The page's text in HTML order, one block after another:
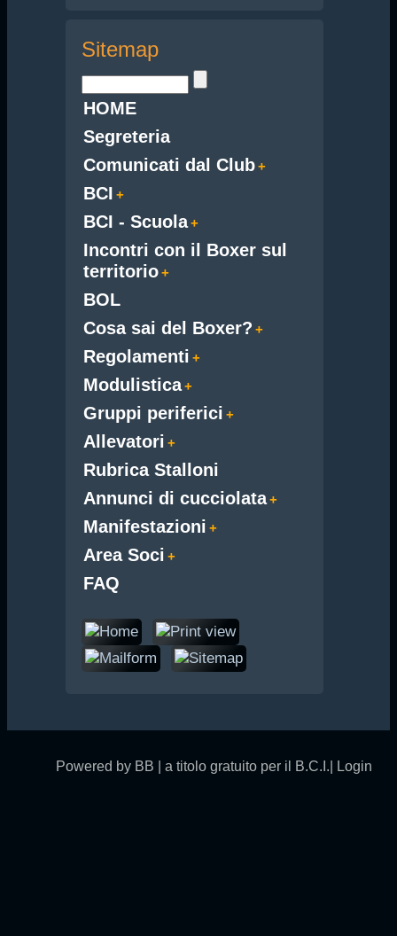
Sitemap
HOME
Segreteria
Comunicati dal Club
BCI
BCI - Scuola
Incontri con il Boxer sul
territorio
BOL
Cosa sai del Boxer?
Regolamenti
Modulistica
Gruppi periferici
Allevatori
Rubrica Stalloni
Annunci di cucciolata
Manifestazioni
Area Soci
FAQ
Powered by BB | a titolo gratuito per il B.C.I.| Login